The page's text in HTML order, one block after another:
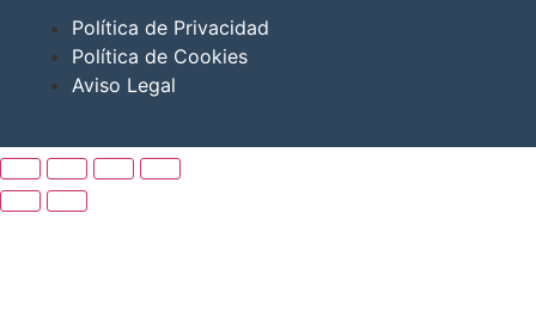
Política de Privacidad
Política de Cookies
Aviso Legal